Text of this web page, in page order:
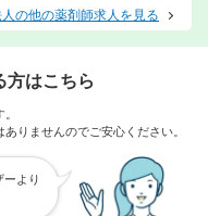
の他の薬剤師求人を見る
方はこちら
りませんのでご安心ください。
ーより